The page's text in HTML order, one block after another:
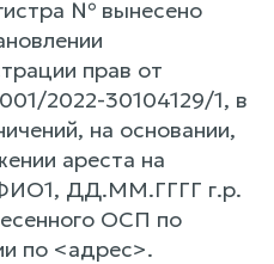
№ вынесено
прав от
2022-30104129/1, в
на основании,
ареста на
ДД.ММ.ГГГГ г.р.
ОСП по
по <адрес>.